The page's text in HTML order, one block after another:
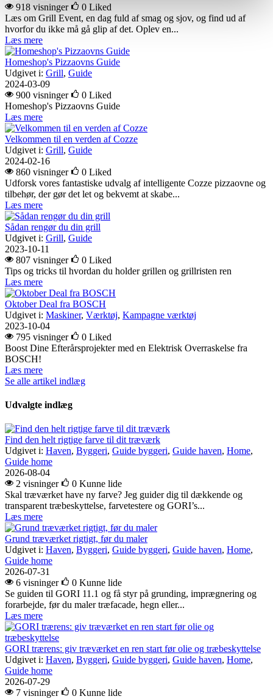
918 visninger
0 Liked
Læs om Grill Event, en dag fuld af smag og sjov, og find ud af
hvorfor du ikke må gå glip af det. Oplev en...
Læs mere
Homeshop's Pizzaovns Guide
Udgivet i: Grill, Guide
2024-03-09
900 visninger
0 Liked
Homeshop's Pizzaovns Guide
Læs mere
Velkommen til en verden af Cozze
Udgivet i: Grill, Guide
2024-02-16
860 visninger
0 Liked
Udforsk vores fantastiske udvalg af intelligente Cozze pizzaovne og
tilbehør, der gør det let og bekvemt at skabe...
Læs mere
Sådan rengør du din grill
Udgivet i: Grill, Guide
2023-10-11
807 visninger
0 Liked
Tips og tricks til hvordan du holder grillen og grillristen ren
Læs mere
Oktober Deal fra BOSCH
Udgivet i: Maskiner, Værktøj, Kampagne værktøj
2023-10-04
795 visninger
0 Liked
Boost Dine Efterårsprojekter med en Elektrisk Overraskelse fra
BOSCH!
Læs mere
Se alle artikel indlæg
Udvalgte indlæg
Find den helt rigtige farve til dit træværk
Udgivet i: Haven, Byggeri, Guide byggeri, Guide haven, Home,
Guide home
2026-08-04
2 visninger
0 Kunne lide
Skal træværket have ny farve? Jeg guider dig til dækkende og
transparent træbeskyttelse, farvetestere og GORI’s...
Læs mere
Grund træværket rigtigt, før du maler
Udgivet i: Haven, Byggeri, Guide byggeri, Guide haven, Home,
Guide home
2026-07-31
6 visninger
0 Kunne lide
Se guiden til GORI 11.1 og få styr på grunding, imprægnering og
forarbejde, før du maler træfacade, hegn eller...
Læs mere
GORI trærens: giv træværket en ren start før olie og træbeskyttelse
Udgivet i: Haven, Byggeri, Guide byggeri, Guide haven, Home,
Guide home
2026-07-29
7 visninger
0 Kunne lide